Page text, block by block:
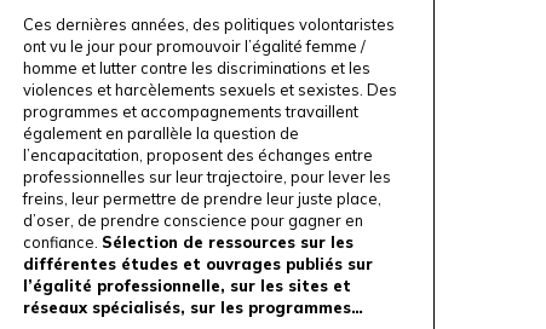
Ces dernières années, des politiques volontaristes
ont vu le jour pour promouvoir l’égalité femme /
homme et lutter contre les discriminations et les
violences et harcèlements sexuels et sexistes. Des
programmes et accompagnements travaillent
également en parallèle la question de
l’encapacitation, proposent des échanges entre
professionnelles sur leur trajectoire, pour lever les
freins, leur permettre de prendre leur juste place,
d’oser, de prendre conscience pour gagner en
confiance. Sélection de ressources sur les
différentes études et ouvrages publiés sur
l’égalité professionnelle, sur les sites et
réseaux spécialisés, sur les programmes…